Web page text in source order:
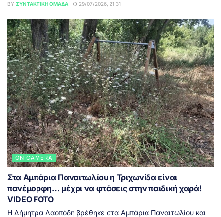
BY ΣΥΝΤΑΚΤΙΚΉ ΟΜΆΔΑ 29/07/2026, 21:31
ON CAMERA
Στα Αμπάρια Παναιτωλίου η Τριχωνίδα είναι
πανέμορφη… μέχρι να φτάσεις στην παιδική χαρά!
VIDEO FOTO
Η Δήμητρα Λαοπόδη βρέθηκε στα Αμπάρια Παναιτωλίου και